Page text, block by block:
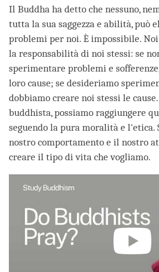
Il Buddha ha detto che nessuno,
tutta la sua saggezza e abilità, può
problemi per noi. È impossibile.
la responsabilità di noi stessi: se
sperimentare problemi e
loro cause; se desideriamo
dobbiamo creare noi stessi le
buddhista, possiamo raggiungere
seguendo la pura moralità e l'etica.
nostro comportamento e il nostro
creare il tipo di vita che vogliamo.